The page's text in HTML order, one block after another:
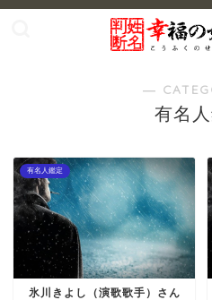
―
有名
有名人鑑定
氷川きよし（演歌歌手）さん